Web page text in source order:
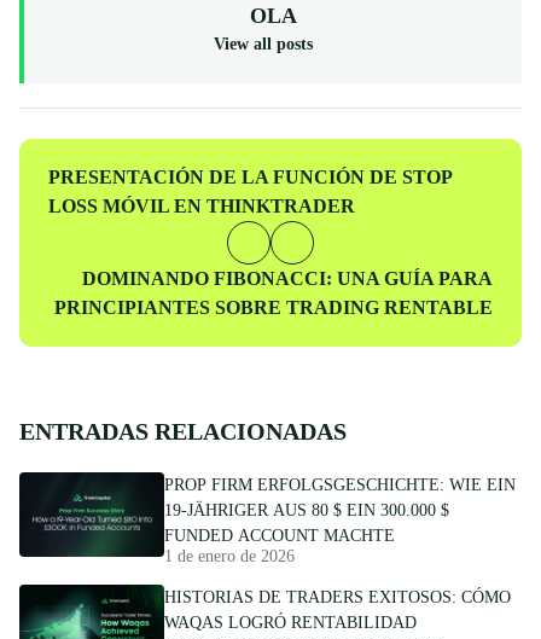
OLA
View all posts
Entrada
anterior
PRESENTACIÓN DE LA FUNCIÓN DE STOP
LOSS MÓVIL EN THINKTRADER
Entrada
siguiente
DOMINANDO FIBONACCI: UNA GUÍA PARA
PRINCIPIANTES SOBRE TRADING RENTABLE
ENTRADAS RELACIONADAS
PROP FIRM ERFOLGSGESCHICHTE: WIE EIN
19-JÄHRIGER AUS 80 $ EIN 300.000 $
FUNDED ACCOUNT MACHTE
1 de enero de 2026
HISTORIAS DE TRADERS EXITOSOS: CÓMO
WAQAS LOGRÓ RENTABILIDAD